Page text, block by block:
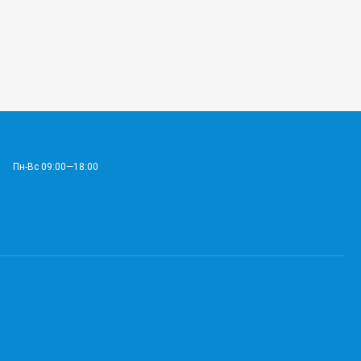
Пн-Вс 09:00—18:00